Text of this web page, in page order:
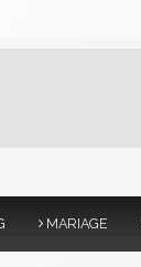
MARIAGE